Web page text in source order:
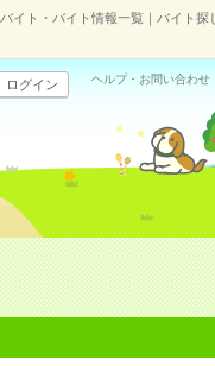
イト・バイト情報一覧｜バイト探
ログイン ヘルプ・お問い合わせ